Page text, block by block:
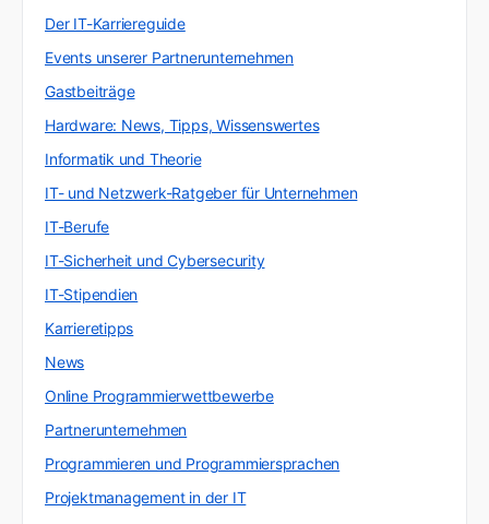
Der IT-Karriereguide
Events unserer Partnerunternehmen
Gastbeiträge
Hardware: News, Tipps, Wissenswertes
Informatik und Theorie
IT- und Netzwerk-Ratgeber für Unternehmen
IT-Berufe
IT-Sicherheit und Cybersecurity
IT-Stipendien
Karrieretipps
News
Online Programmierwettbewerbe
Partnerunternehmen
Programmieren und Programmiersprachen
Projektmanagement in der IT